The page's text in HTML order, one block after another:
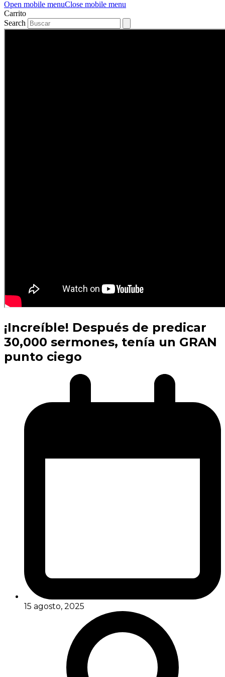
Open mobile menuClose mobile menu
Carrito
Search
¡Increíble! Después de predicar
30,000 sermones, tenía un GRAN
punto ciego
15 agosto, 2025